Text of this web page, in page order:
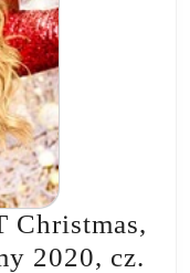
Christmas,
2020, cz.